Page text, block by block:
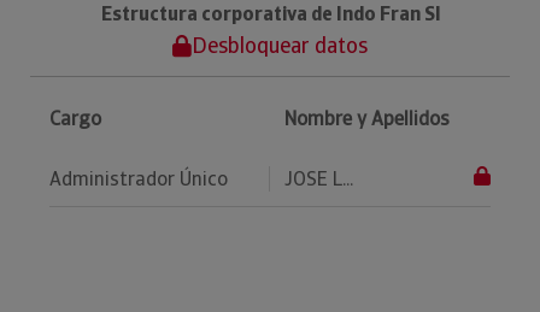
Estructura corporativa de Indo Fran Sl
Desbloquear datos
Cargo Nombre y Apellidos
Administrador Único JOSE L...